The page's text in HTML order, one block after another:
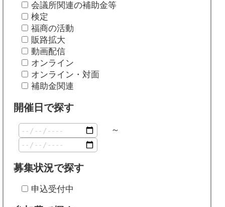
会議所関連の補助金等
検定
福商の活動
販路拡大
動画配信
オンライン
オンライン・対面
補助金関連
開催日で探す
～
募集状況で探す
申込受付中